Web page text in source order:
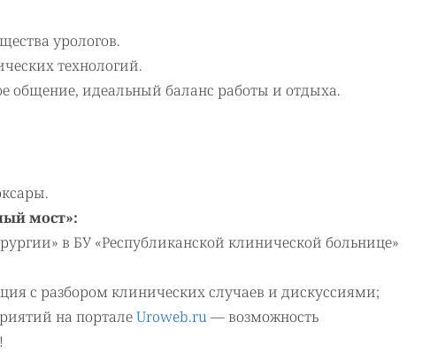
урологов.
технологий.
общение, идеальный баланс работы и отдыха.
мост»:
в БУ «Республиканской клинической больнице»
с разбором клинических случаев и дискуссиями;
на порталеUroweb.ru— возможность